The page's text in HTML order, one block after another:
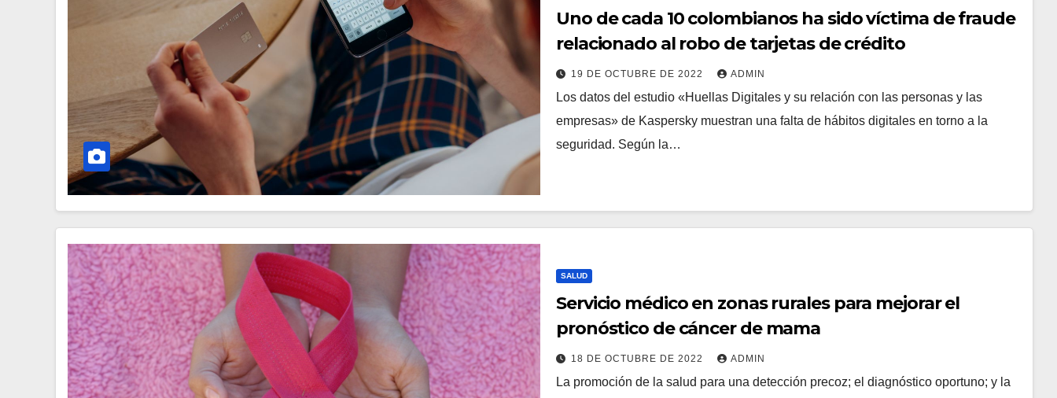
Uno de cada 10 colombianos ha sido víctima de fraude
relacionado al robo de tarjetas de crédito
19 DE OCTUBRE DE 2022 ADMIN
Los datos del estudio «Huellas Digitales y su relación con las personas y las
empresas» de Kaspersky muestran una falta de hábitos digitales en torno a la
seguridad. Según la…
SALUD
Servicio médico en zonas rurales para mejorar el
pronóstico de cáncer de mama
18 DE OCTUBRE DE 2022 ADMIN
La promoción de la salud para una detección precoz; el diagnóstico oportuno; y la